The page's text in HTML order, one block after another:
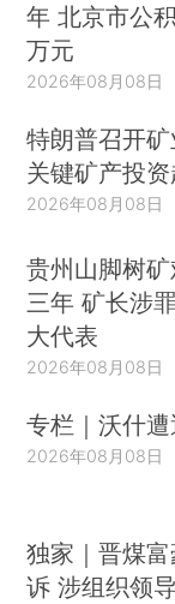
年 北京市公
万元
2026年08月08日
特朗普召开
关键矿产投
2026年08月08日
贵州山脚树
三年 矿长涉
大代表
2026年08月08日
专栏｜沃什
2026年08月08日
独家｜晋煤
诉 涉组织领